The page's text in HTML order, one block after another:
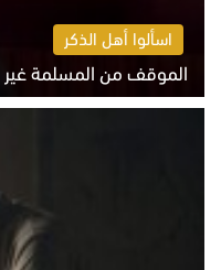
اسألوا أهل الذكر
الموقف من المسلمة غير
الخميس 6 أغسطس 2026 10:45 ص